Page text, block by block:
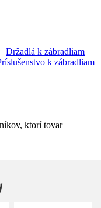
Držadlá k zábradliam
k zábradliam
ktorí tovar